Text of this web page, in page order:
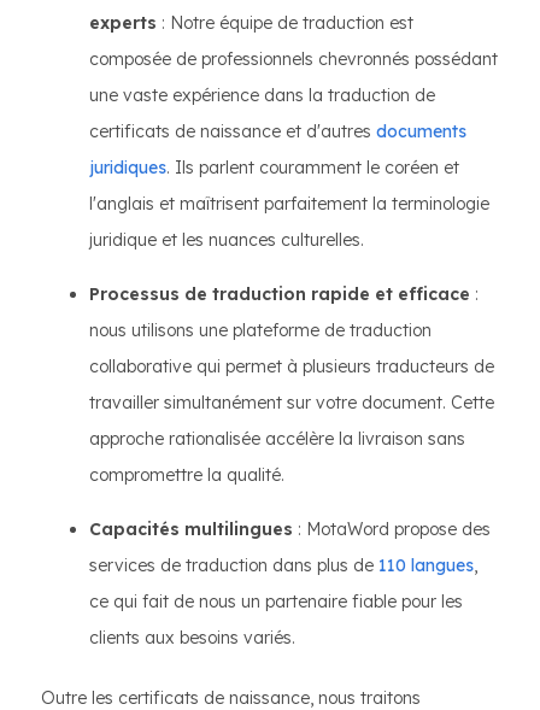
experts : Notre équipe de traduction est
composée de professionnels chevronnés possédant
une vaste expérience dans la traduction de
certificats de naissance et d'autres documents
juridiques. Ils parlent couramment le coréen et
l'anglais et maîtrisent parfaitement la terminologie
juridique et les nuances culturelles.
Processus de traduction rapide et efficace :
nous utilisons une plateforme de traduction
collaborative qui permet à plusieurs traducteurs de
travailler simultanément sur votre document. Cette
approche rationalisée accélère la livraison sans
compromettre la qualité.
Capacités multilingues : MotaWord propose des
services de traduction dans plus de 110 langues,
ce qui fait de nous un partenaire fiable pour les
clients aux besoins variés.
Outre les certificats de naissance, nous traitons